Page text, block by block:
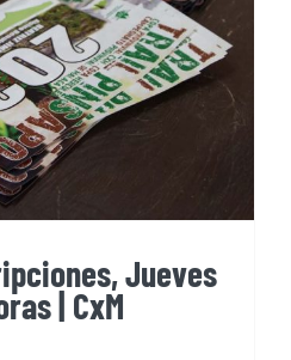
las 21 Horas |
Jueves
| CxM